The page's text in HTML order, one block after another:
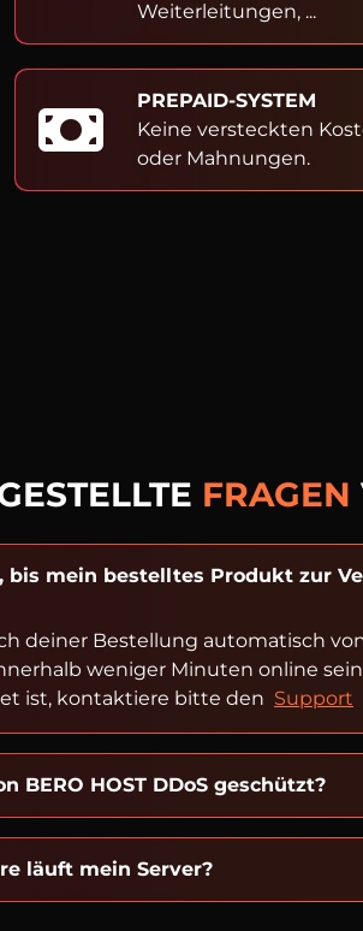
Weiterleitungen, ...
PREPAID-SYSTEM
Keine versteckten
oder Mahnungen.
FRAGEN
bis mein bestelltes Produkt zur
deiner Bestellung automatisch
weniger Minuten online
ist, kontaktiere bitte den Support
BERO HOST DDoS geschützt?
läuft mein Server?